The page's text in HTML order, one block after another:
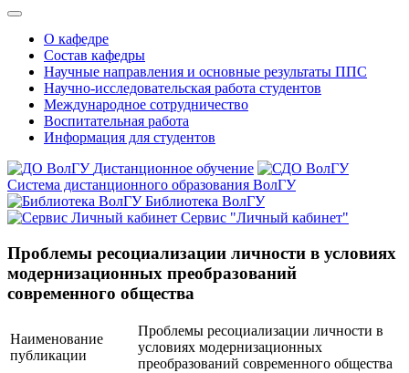
О кафедре
Состав кафедры
Научные направления и основные результаты ППС
Научно-исследовательская работа студентов
Международное сотрудничество
Воспитательная работа
Информация для студентов
Дистанционное обучение
Система дистанционного образования ВолГУ
Библиотека ВолГУ
Сервис "Личный кабинет"
Проблемы ресоциализации личности в условиях
модернизационных преобразований
современного общества
Наименование
публикации
Проблемы ресоциализации личности в
условиях модернизационных
преобразований современного общества